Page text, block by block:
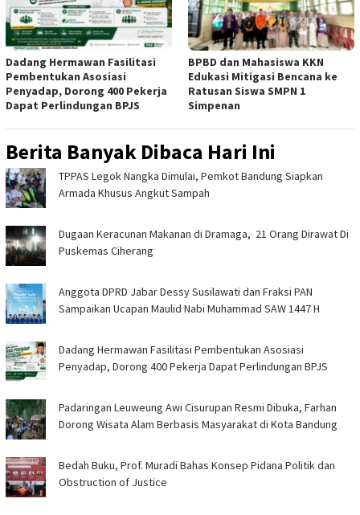
Dadang Hermawan Fasilitasi
Pembentukan Asosiasi
Penyadap, Dorong 400 Pekerja
Dapat Perlindungan BPJS
BPBD dan Mahasiswa KKN
Edukasi Mitigasi Bencana ke
Ratusan Siswa SMPN 1
Simpenan
Berita Banyak Dibaca Hari Ini
TPPAS Legok Nangka Dimulai, Pemkot Bandung Siapkan
Armada Khusus Angkut Sampah
‎Dugaan Keracunan Makanan di Dramaga, 21 Orang Dirawat Di
Puskemas Ciherang ‎
Anggota DPRD Jabar Dessy Susilawati dan Fraksi PAN
Sampaikan Ucapan Maulid Nabi Muhammad SAW 1447 H
Dadang Hermawan Fasilitasi Pembentukan Asosiasi
Penyadap, Dorong 400 Pekerja Dapat Perlindungan BPJS
Padaringan Leuweung Awi Cisurupan Resmi Dibuka, Farhan
Dorong Wisata Alam Berbasis Masyarakat di Kota Bandung
Bedah Buku, Prof. Muradi Bahas Konsep Pidana Politik dan
Obstruction of Justice